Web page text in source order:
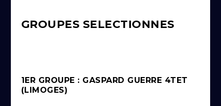
GROUPES SELECTIONNES
1ER GROUPE : GASPARD GUERRE 4TET
(LIMOGES)